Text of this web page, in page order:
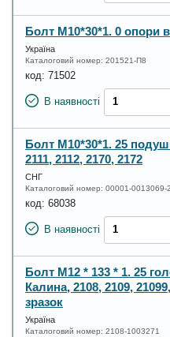
Болт М10*30*1. 0 опори
Україна
Каталоговий номер: 201521-П8
код: 71502
В наявності
Болт М10*30*1. 25
2111, 2112, 2170, 2172
СНГ
Каталоговий номер: 00001-0013069-
код: 68038
В наявності
Болт М12 * 133 * 1. 25
Калина, 2108, 2109,
зразок
Україна
Каталоговий номер: 2108-1003271